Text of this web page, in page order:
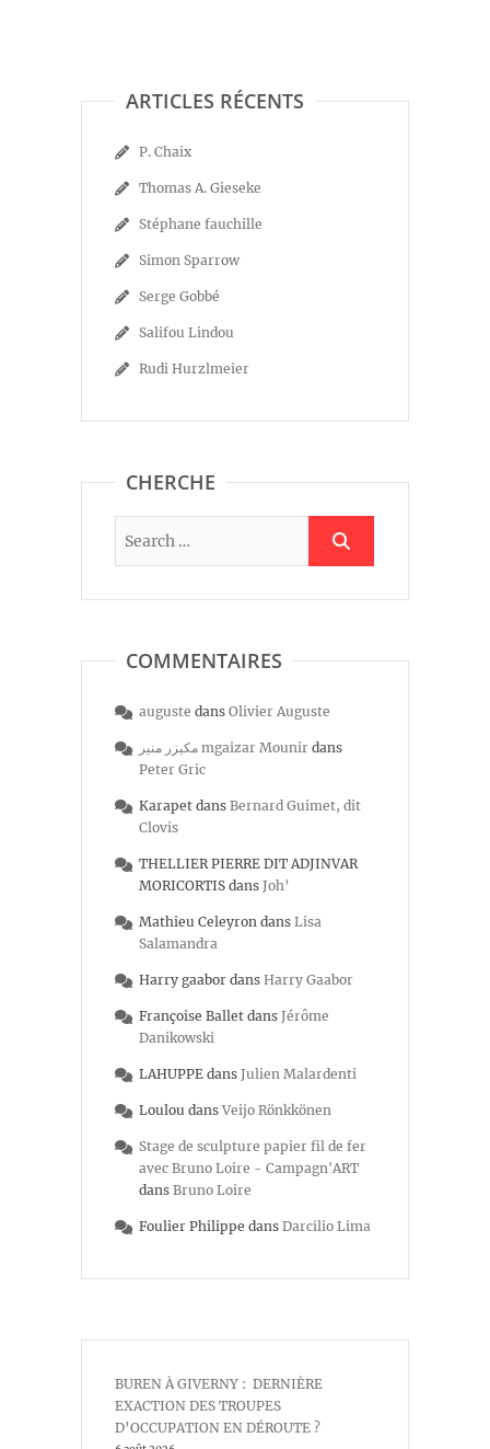
ARTICLES RÉCENTS
P. Chaix
Thomas A. Gieseke
Stéphane fauchille
Simon Sparrow
Serge Gobbé
Salifou Lindou
Rudi Hurzlmeier
CHERCHE
COMMENTAIRES
auguste dans Olivier Auguste
مكيزر منير mgaizar Mounir dans
Peter Gric
Karapet dans Bernard Guimet, dit
Clovis
THELLIER PIERRE DIT ADJINVAR
MORICORTIS dans Joh’
Mathieu Celeyron dans Lisa
Salamandra
Harry gaabor dans Harry Gaabor
Françoise Ballet dans Jérôme
Danikowski
LAHUPPE dans Julien Malardenti
Loulou dans Veijo Rönkkönen
Stage de sculpture papier fil de fer
avec Bruno Loire - Campagn'ART
dans Bruno Loire
Foulier Philippe dans Darcilio Lima
BUREN À GIVERNY : DERNIÈRE
EXACTION DES TROUPES
D’OCCUPATION EN DÉROUTE ?